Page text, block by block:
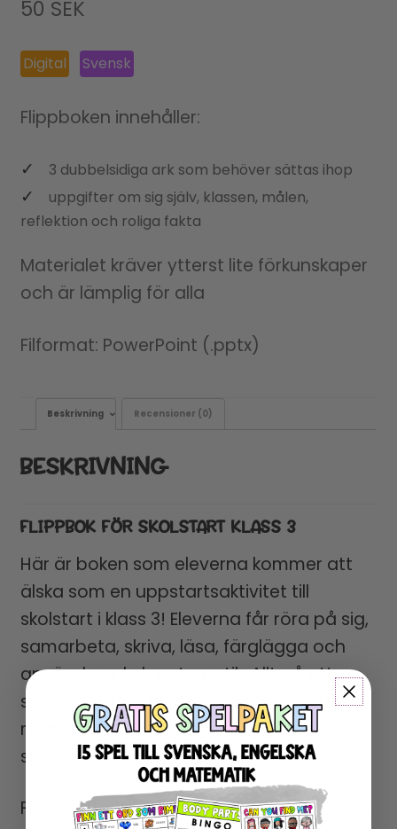
50 SEK
Digital Svensk
Flippboken innehåller:
3 dubbelsidiga ark som behöver sättas ihop
uppgifter om sig själv, klassen, målen,
reflektion och roliga fakta
Materialet kräver ytterst lite förkunskaper
och är lämplig för alla
Filformat: PowerPoint (.pptx)
Beskrivning Recensioner (0)
BESKRIVNING
FLIPPBOK FÖR SKOLSTART KLASS 3
Här är boken som eleverna kommer att
älska som en uppstartsaktivitet till
skolstart i klass 3! Eleverna får röra på sig,
samarbeta, skriva, läsa, färglägga och
använda enkel matematik. Allt på ett
ställe för att aktivera eleverna på ett
roligt sätt efter ett långt uppehåll från
skolan.
Flippboken består av 6 sidor som skrivs ut